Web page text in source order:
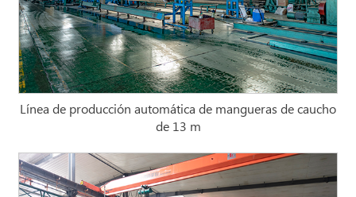
Línea de producción automática de mangueras de caucho
de 13 m